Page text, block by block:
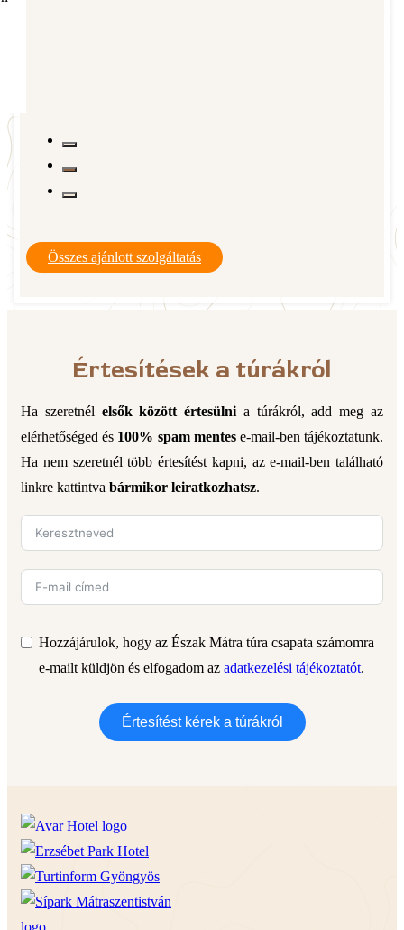
Összes ajánlott szolgáltatás
Értesítések a túrákról
Ha szeretnél elsők között értesülni a túrákról, add meg az
elérhetőséged és 100% spam mentese-mail-ben tájékoztatunk.
Ha nem szeretnél több értesítést kapni, az e-mail-ben található
linkre kattintva bármikor leiratkozhatsz.
Hozzájárulok, hogy az Észak Mátra túra csapata számomra
e-mailt küldjön és elfogadom az adatkezelési tájékoztatót.
Értesítést kérek a túrákról